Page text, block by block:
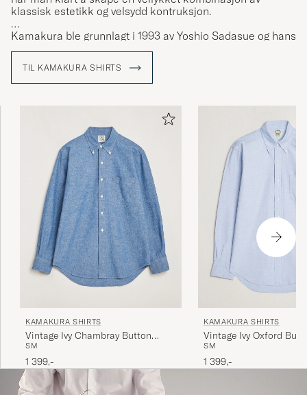
klassisk estetikk og velsydd kontruksjon.
Kamakura ble grunnlagt i 1993 av Yoshio Sadasue og hans
kone Tamiko i byen Kamakura, som en gang i tiden var
inspirasjon fra det amerikanske 60-tallet Ivy League-
skoler.
TIL KAMAKURA SHIRTS
KAMAKURA SHIRTS
Vintage Ivy Chambray Button
Down Shirt Blue
SM
1 399,-
KAMAKURA SHIRTS
Vintage Ivy Oxford
Shirt Light Blue
SM
1 399,-